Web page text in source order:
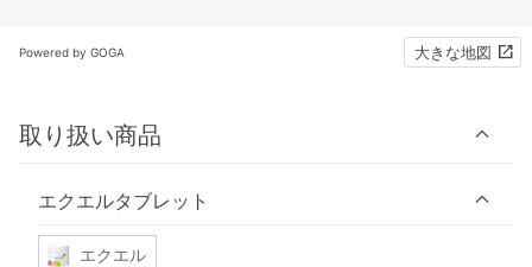
Powered by GOGA 大きな地図
取り扱い商品
エクエルタブレット
エクエル